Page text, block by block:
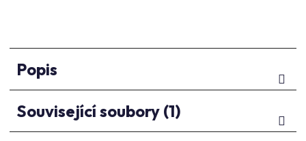
Popis
Související soubory (1)